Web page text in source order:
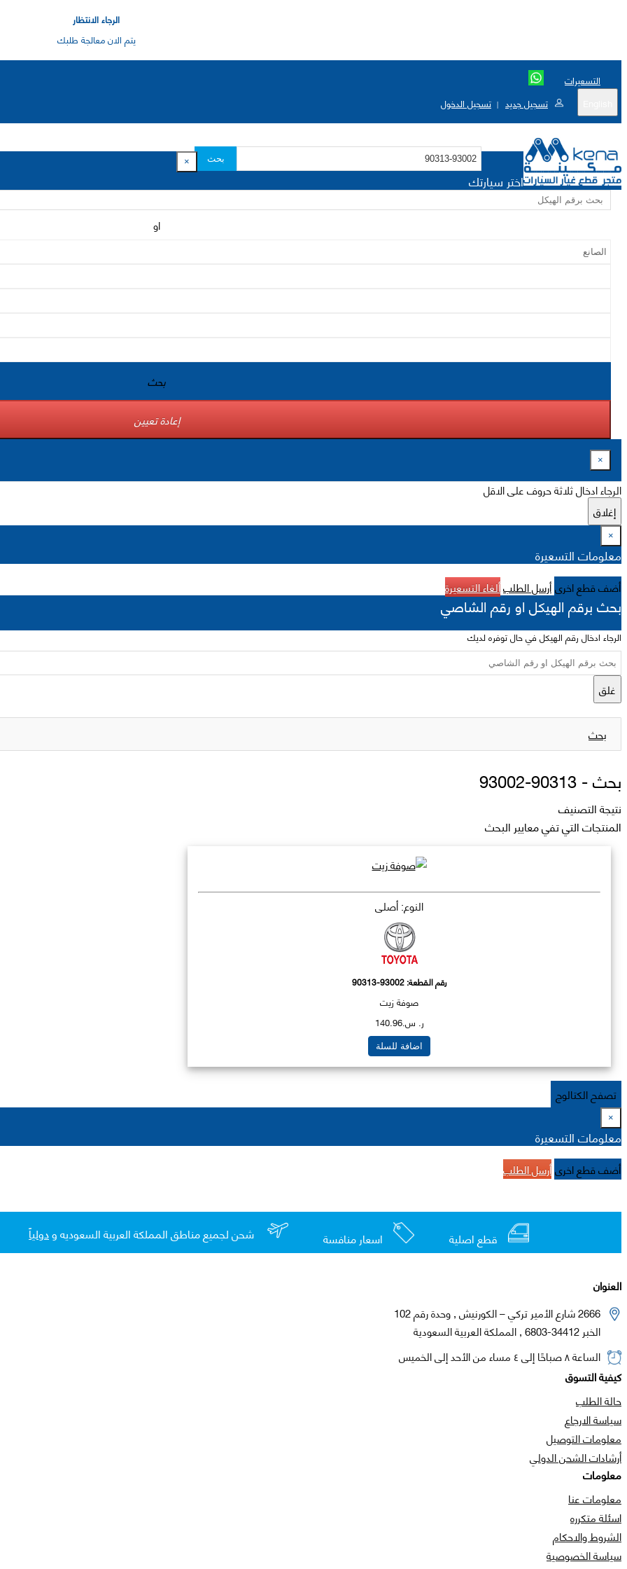
الرجاء الانتظار
يتم الان معالجة طلبك
التسعيرات
تسجيل جديد | تسجيل الدخول
بحث ×
اختر سيارتك
او
بحث
إعادة تعيين
×
الرجاء ادخال ثلاثة حروف على الاقل
إغلاق
×
معلومات التسعيرة
أضف قطع اخرىأرسل الطلبألغاء التسعيرة
بحث برقم الهيكل او رقم الشاصي
الرجاء ادخال رقم الهيكل في حال توفره لديك
غلق
بحث
بحث -90313-93002
نتيجة التصنيف
المنتجات التي تفي معايير البحث
النوع: أصلي
رقم القطعة:90313-93002
صوفة زيت
ر. س.140.96
اضافة للسلة
تصفح الكتالوج
×
معلومات التسعيرة
أضف قطع اخرىأرسل الطلب
قطع اصلية اسعار منافسة شحن لجميع مناطق المملكة العربية السعوديه ودولياً
العنوان
2666 شارع الأمير تركي – الكورنيش , وحدة رقم 102
الخبر 34412-6803 , المملكة العربية السعودية
الساعة ٨ صباحًا إلى ٤ مساء من الأحد إلى الخميس
كيفية التسوق
حالة الطلب
سياسة الارجاع
معلومات التوصيل
أرشادات الشحن الدولي
معلومات
معلومات عنا
اسئلة متكرره
الشروط والاحكام
سياسة الخصوصية